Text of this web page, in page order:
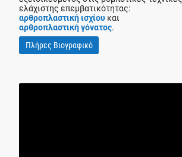
ελάχιστης επεμβατικότητας:
αρθροπλαστική ισχίου και
αρθροπλαστική γόνατος.
Πλήρες Βιογραφικό